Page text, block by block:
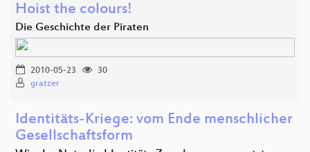
Hoist the colours!
Die Geschichte der Piraten
2010-05-23
30
gratzer
Identitäts-Kriege: vom Ende menschlicher
Gesellschaftsform